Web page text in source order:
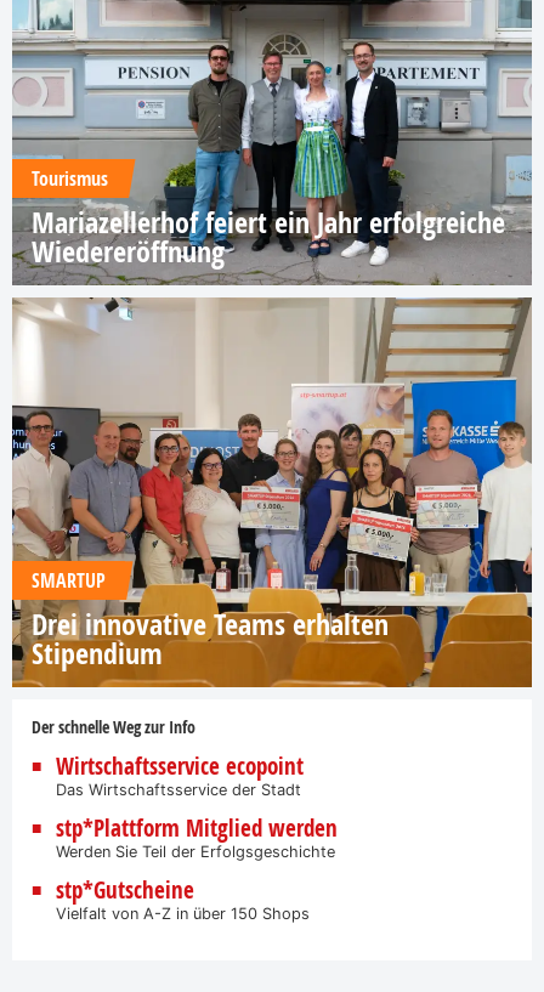
Tourismus
Mariazellerhof feiert ein Jahr erfolgreiche
Wiedereröffnung
SMARTUP
Drei innovative Teams erhalten
Stipendium
Der schnelle Weg zur Info
Wirtschaftsservice ecopoint
Das Wirtschaftsservice der Stadt
stp*Plattform Mitglied werden
Werden Sie Teil der Erfolgsgeschichte
stp*Gutscheine
Vielfalt von A-Z in über 150 Shops